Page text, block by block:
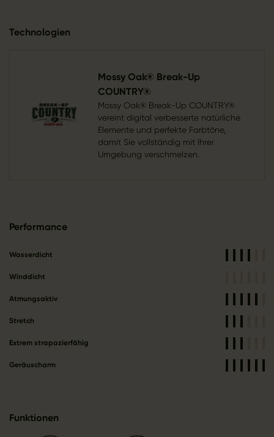
Technologien
Mossy Oak® Break-Up
COUNTRY®
Mossy Oak® Break-Up COUNTRY®
vereint digital verbesserte natürliche
Elemente und perfekte Farbtöne,
damit Sie vollständig mit Ihrer
Umgebung verschmelzen.
Performance
Wasserdicht
Winddicht
Atmungsaktiv
Stretch
Extrem strapazierfähig
Geräuscharm
Funktionen